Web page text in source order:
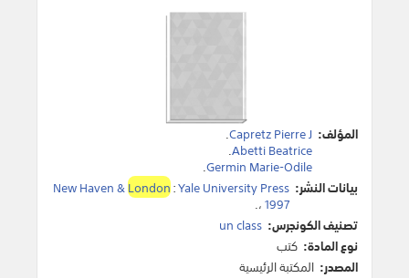
المؤلف: Capretz Pierre J
.
Abetti Beatrice
.
Germin Marie-Odile
.
بيانات النشر:
New Haven &London:Yale University Press
،1997
.
تصنيف الكونجرس: un class
نوع المادة: كتب
المصدر: المكتبة الرئيسية